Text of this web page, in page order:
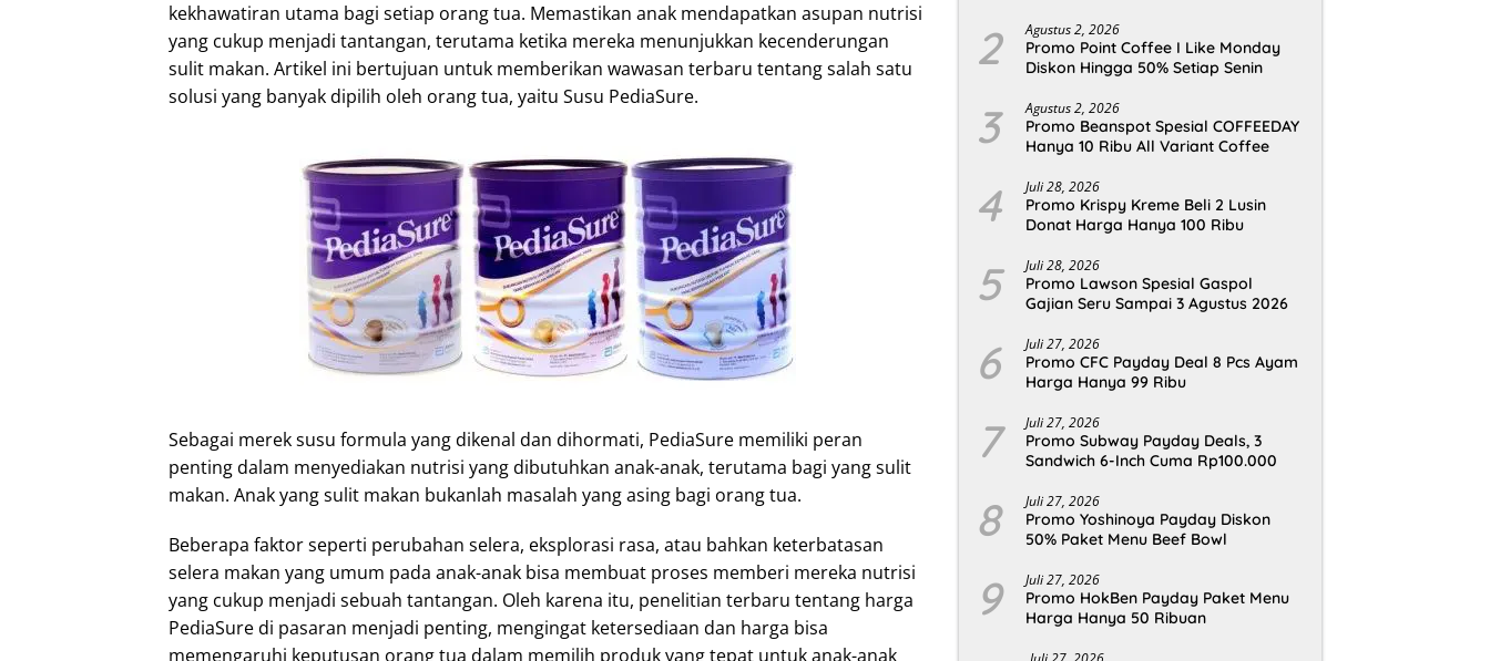
kekhawatiran utama bagi setiap orang tua. Memastikan anak mendapatkan asupan nutrisi
yang cukup menjadi tantangan, terutama ketika mereka menunjukkan kecenderungan
sulit makan. Artikel ini bertujuan untuk memberikan wawasan terbaru tentang salah satu
solusi yang banyak dipilih oleh orang tua, yaitu Susu PediaSure.
Sebagai merek susu formula yang dikenal dan dihormati, PediaSure memiliki peran
penting dalam menyediakan nutrisi yang dibutuhkan anak-anak, terutama bagi yang sulit
makan. Anak yang sulit makan bukanlah masalah yang asing bagi orang tua.
Beberapa faktor seperti perubahan selera, eksplorasi rasa, atau bahkan keterbatasan
selera makan yang umum pada anak-anak bisa membuat proses memberi mereka nutrisi
yang cukup menjadi sebuah tantangan. Oleh karena itu, penelitian terbaru tentang harga
PediaSure di pasaran menjadi penting, mengingat ketersediaan dan harga bisa
memengaruhi keputusan orang tua dalam memilih produk yang tepat untuk anak-anak
2 Agustus 2, 2026
Promo Point Coffee I Like Monday
Diskon Hingga 50% Setiap Senin
3 Agustus 2, 2026
Promo Beanspot Spesial COFFEEDAY
Hanya 10 Ribu All Variant Coffee
4 Juli 28, 2026
Promo Krispy Kreme Beli 2 Lusin
Donat Harga Hanya 100 Ribu
5 Juli 28, 2026
Promo Lawson Spesial Gaspol
Gajian Seru Sampai 3 Agustus 2026
6 Juli 27, 2026
Promo CFC Payday Deal 8 Pcs Ayam
Harga Hanya 99 Ribu
7 Juli 27, 2026
Promo Subway Payday Deals, 3
Sandwich 6-Inch Cuma Rp100.000
8 Juli 27, 2026
Promo Yoshinoya Payday Diskon
50% Paket Menu Beef Bowl
9 Juli 27, 2026
Promo HokBen Payday Paket Menu
Harga Hanya 50 Ribuan